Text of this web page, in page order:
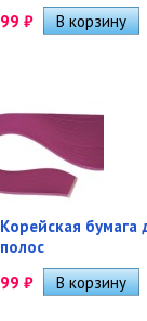
99 ₽
Корейская
полос
99 ₽